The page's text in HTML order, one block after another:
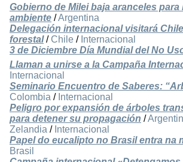
Gobierno de Milei baja aranceles
ambiente /Argentina
Delegación internacional visitará
forestal/ Chile / Internacional
3 de Diciembre Día Mundial del No
Llaman a unirse a la Campaña
Internacional
Seminario Encuentro de Saberes:
Colombia / Internacional
Peligro por expansión de árboles
para detener su propagación /
Zelandia / Internacional
Papel do eucalipto no Brasil entra na
Brasil